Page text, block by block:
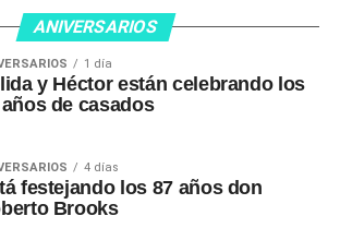
ANIVERSARIOS
1 día
y Héctor están celebrando los
de casados
4 días
festejando los 87 años don
Brooks